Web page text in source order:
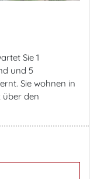
Sie 1
und 5
Sie wohnen in
über den